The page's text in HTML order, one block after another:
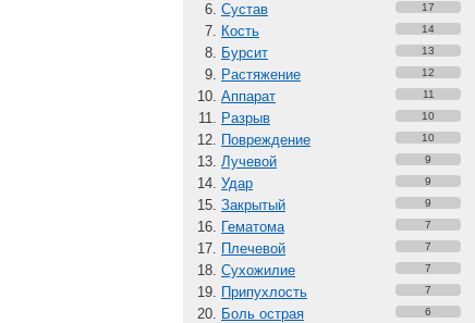
Сустав 17
Кость 14
Бурсит 13
Растяжение 12
Аппарат 11
Разрыв 10
Повреждение 10
Лучевой 9
Удар 9
Закрытый 9
Гематома 7
Плечевой 7
Сухожилие 7
Припухлость 7
Боль острая 6